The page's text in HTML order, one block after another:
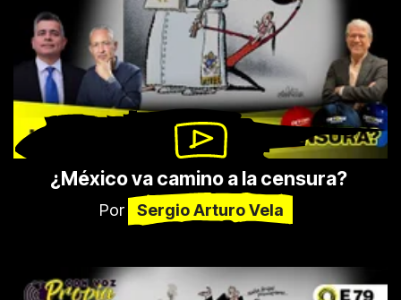
¿México va camino a la censura?
Por Sergio Arturo Vela